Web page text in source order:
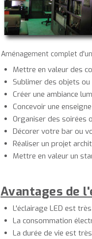
Aménagement complet
Mettre en valeur des
Sublimer des objets ou
Créer une ambiance
Concevoir une
Organiser des soirées
Décorer votre bar ou
Réaliser un projet
Mettre en valeur un
Avantages de
L'éclairage LED est
La consommation
La durée de vie est